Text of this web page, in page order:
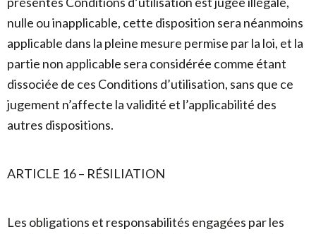
nulle ou inapplicable, cette disposition sera néanmoins
applicable dans la pleine mesure permise par la loi, et la
partie non applicable sera considérée comme étant
dissociée de ces Conditions d’utilisation, sans que ce
jugement n’affecte la validité et l’applicabilité des
autres dispositions.
ARTICLE 16 – RÉSILIATION
Les obligations et responsabilités engagées par les